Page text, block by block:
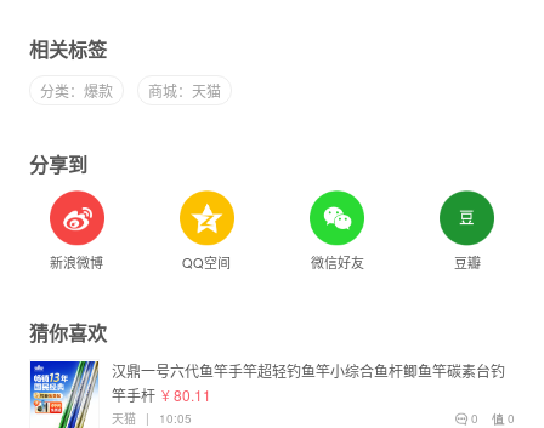
相关标签
分类：爆款 商城：天猫
分享到
新浪微博 QQ空间 微信好友 豆瓣
猜你喜欢
汉鼎一号六代鱼竿手竿超轻钓鱼竿小综合鱼杆鲫鱼竿碳素台钓
竿手杆 ¥ 80.11
0
0
天猫 | 10:05